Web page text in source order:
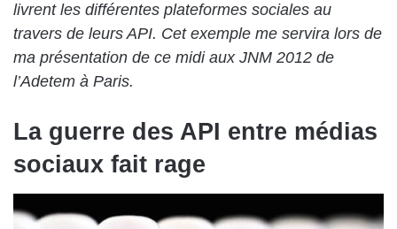
livrent les différentes plateformes sociales au
travers de leurs API. Cet exemple me servira lors de
ma présentation de ce midi aux JNM 2012 de
l’Adetem à Paris.
La guerre des API entre médias
sociaux fait rage